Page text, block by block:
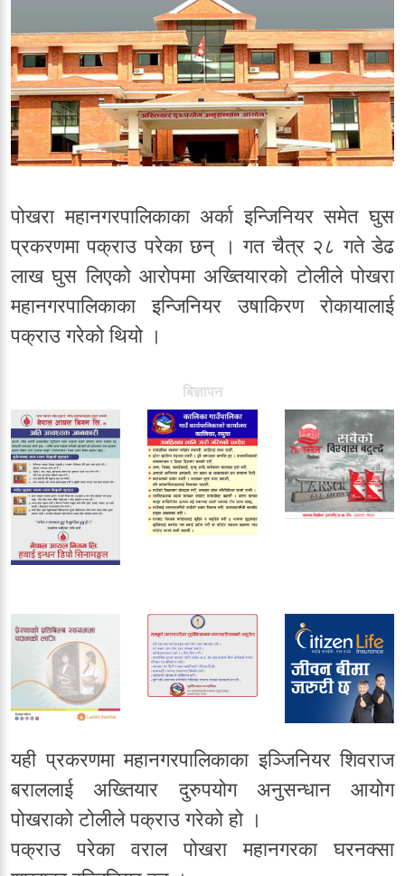
पोखरा महानगरपालिकाका अर्का इन्जिनियर समेत घुस
प्रकरणमा पक्राउ परेका छन् । गत चैत्र २८ गते डेढ
लाख घुस लिएको आरोपमा अख्तियारको टोलीले पोखरा
महानगरपालिकाका इन्जिनियर उषाकिरण रोकायालाई
पक्राउ गरेको थियो ।
बिज्ञापन
यही प्रकरणमा महानगरपालिकाका इञ्जिनियर शिवराज
बराललाई अख्तियार दुरुपयोग अनुसन्धान आयोग
पोखराको टोलीले पक्राउ गरेको हो ।
पक्राउ परेका वराल पोखरा महानगरका घरनक्सा